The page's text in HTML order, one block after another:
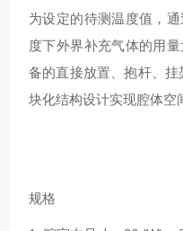
为设定的待测温度值，
度下外界补充气体的用
备的直接放置、抱杆、
块化结构设计实现腔体空
规格